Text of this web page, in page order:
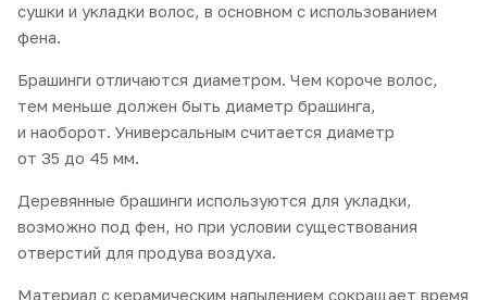
сушки и укладки волос, в основном с использованием
фена.
Брашинги отличаются диаметром. Чем короче волос,
тем меньше должен быть диаметр брашинга,
и наоборот. Универсальным считается диаметр
от 35 до 45 мм.
Деревянные брашинги используются для укладки,
возможно под фен, но при условии существования
отверстий для продува воздуха.
Материал с керамическим напылением сокращает время